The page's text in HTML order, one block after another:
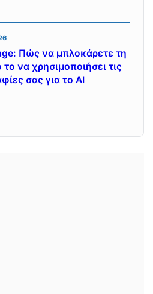
Πώς να μπλοκάρετε τη
να χρησιμοποιήσει τις
σας για το ΑΙ